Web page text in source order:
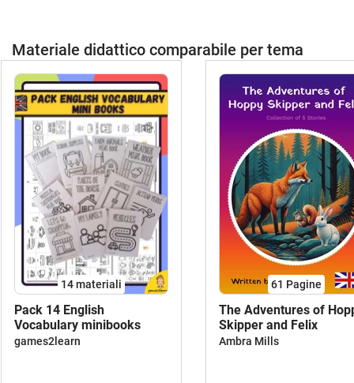
Materiale didattico comparabile per tema
14 materiali
Pack 14 English
Vocabulary minibooks
games2learn
61 Pagine
The Adventures of
Skipper and Felix
Ambra Mills